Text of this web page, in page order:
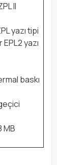
II
yazı tipi
yazı
baskı
MB